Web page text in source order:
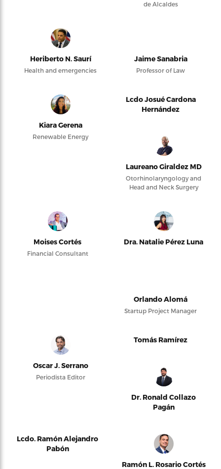
de Alcaldes
Heriberto N. Saurí
Health and emergencies
Jaime Sanabria
Professor of Law
Kiara Gerena
Renewable Energy
Lcdo Josué Cardona
Hernández
Laureano Giraldez MD
Otorhinolaryngology and
Head and Neck Surgery
Moises Cortés
Financial Consultant
Dra. Natalie Pérez Luna
Orlando Alomá
Startup Project Manager
Oscar J. Serrano
Periodista Editor
Tomás Ramírez
Dr. Ronald Collazo
Pagán
Lcdo. Ramón Alejandro
Pabón
Ramón L. Rosario Cortés